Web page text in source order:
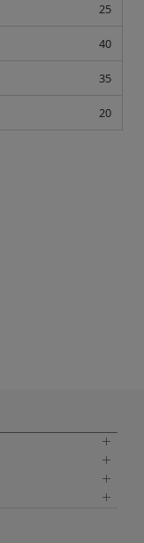
25
40
35
20